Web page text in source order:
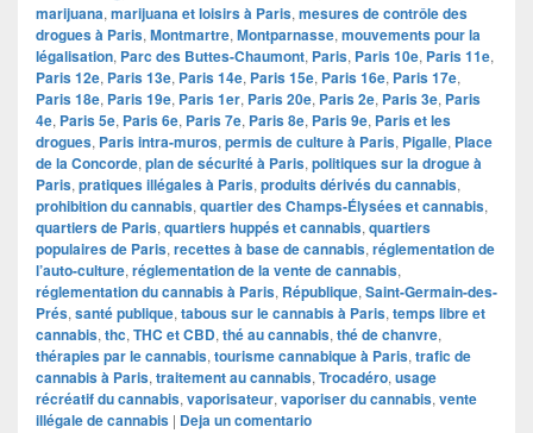
marijuana, marijuana et loisirs à Paris, mesures de contrôle des
drogues à Paris, Montmartre, Montparnasse, mouvements pour la
légalisation, Parc des Buttes-Chaumont, Paris, Paris 10e, Paris 11e,
Paris 12e, Paris 13e, Paris 14e, Paris 15e, Paris 16e, Paris 17e,
Paris 18e, Paris 19e, Paris 1er, Paris 20e, Paris 2e, Paris 3e, Paris
4e, Paris 5e, Paris 6e, Paris 7e, Paris 8e, Paris 9e, Paris et les
drogues, Paris intra-muros, permis de culture à Paris, Pigalle, Place
de la Concorde, plan de sécurité à Paris, politiques sur la drogue à
Paris, pratiques illégales à Paris, produits dérivés du cannabis,
prohibition du cannabis, quartier des Champs-Élysées et cannabis,
quartiers de Paris, quartiers huppés et cannabis, quartiers
populaires de Paris, recettes à base de cannabis, réglementation de
l’auto-culture, réglementation de la vente de cannabis,
réglementation du cannabis à Paris, République, Saint-Germain-des-
Prés, santé publique, tabous sur le cannabis à Paris, temps libre et
cannabis, thc, THC et CBD, thé au cannabis, thé de chanvre,
thérapies par le cannabis, tourisme cannabique à Paris, trafic de
cannabis à Paris, traitement au cannabis, Trocadéro, usage
récréatif du cannabis, vaporisateur, vaporiser du cannabis, vente
illégale de cannabis | Deja un comentario